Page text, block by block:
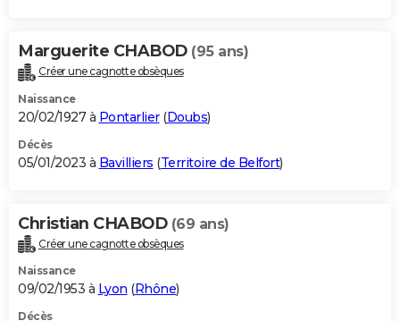
Marguerite CHABOD (95 ans)
Créer une cagnotte obsèques
Naissance
20/02/1927 à Pontarlier(Doubs)
Décès
05/01/2023 à Bavilliers (Territoire de Belfort)
Christian CHABOD (69 ans)
Créer une cagnotte obsèques
Naissance
09/02/1953 à Lyon (Rhône)
Décès